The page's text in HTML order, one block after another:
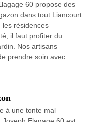
60 propose des
dans tout Liancourt
les résidences
il faut profiter du
Nos artisans
prendre soin avec
à une tonte mal